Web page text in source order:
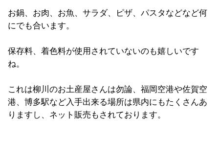
お鍋、お肉、お魚、サラダ、ピザ、パスタなどなど何
にでも合います。
保存料、着色料が使用されていないのも嬉しいです
ね。
これは柳川のお土産屋さんは勿論、福岡空港や佐賀空
港、博多駅など入手出来る場所は県内にもたくさんあ
りますし、ネット販売もされております。